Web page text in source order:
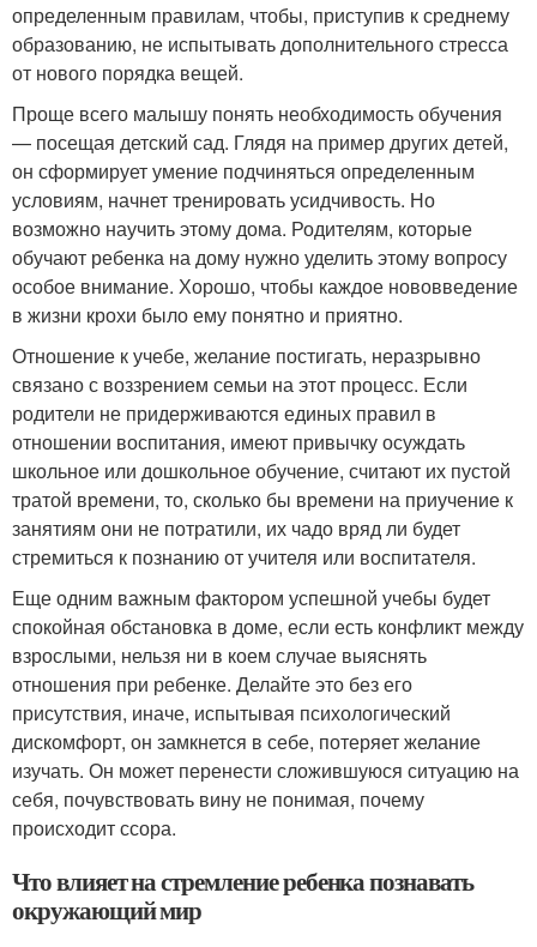
определенным правилам, чтобы, приступив к среднему
образованию, не испытывать дополнительного стресса
от нового порядка вещей.
Проще всего малышу понять необходимость обучения
— посещая детский сад. Глядя на пример других детей,
он сформирует умение подчиняться определенным
условиям, начнет тренировать усидчивость. Но
возможно научить этому дома. Родителям, которые
обучают ребенка на дому нужно уделить этому вопросу
особое внимание. Хорошо, чтобы каждое нововведение
в жизни крохи было ему понятно и приятно.
Отношение к учебе, желание постигать, неразрывно
связано с воззрением семьи на этот процесс. Если
родители не придерживаются единых правил в
отношении воспитания, имеют привычку осуждать
школьное или дошкольное обучение, считают их пустой
тратой времени, то, сколько бы времени на приучение к
занятиям они не потратили, их чадо вряд ли будет
стремиться к познанию от учителя или воспитателя.
Еще одним важным фактором успешной учебы будет
спокойная обстановка в доме, если есть конфликт между
взрослыми, нельзя ни в коем случае выяснять
отношения при ребенке. Делайте это без его
присутствия, иначе, испытывая психологический
дискомфорт, он замкнется в себе, потеряет желание
изучать. Он может перенести сложившуюся ситуацию на
себя, почувствовать вину не понимая, почему
происходит ссора.
Что влияет на стремление ребенка познавать
окружающий мир